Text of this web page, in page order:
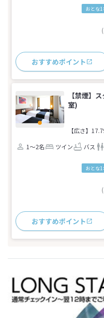
おとな1
おすすめポイント
【禁煙】
室)
【広さ】
1～2名
ツイン バス
おとな1
おすすめポイント